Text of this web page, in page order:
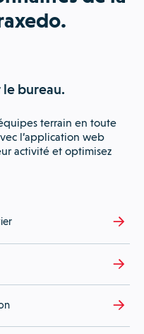
bureau.
terrain en toute
l’application web
activité et optimisez